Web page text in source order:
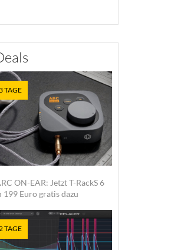
TAGE
ON-EAR: Jetzt T-RackS 6
Euro gratis dazu
TAGE